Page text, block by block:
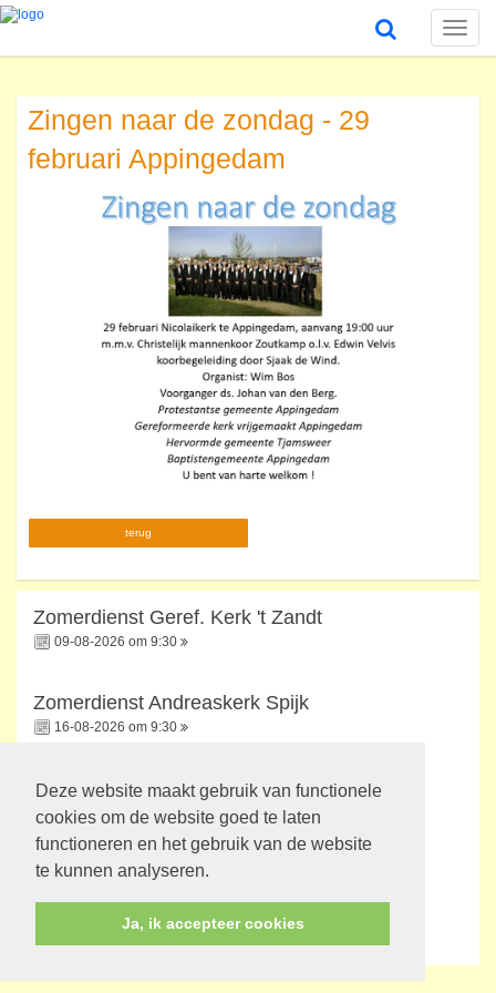
Deze website maakt gebruik van functionele
cookies om de website goed te laten
functioneren en het gebruik van de website
te kunnen analyseren.
Ja, ik accepteer cookies
Toggle
Zingen naar de zondag - 29
februari Appingedam
terug
Zomerdienst Geref. Kerk 't Zandt
09-08-2026 om 9:30
Zomerdienst Andreaskerk Spijk
16-08-2026 om 9:30
Voorbereiding H.A.
23-08-2026 om 9:30
H.A.